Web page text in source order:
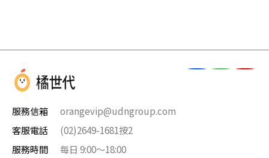
服務信箱
orangevip@udngroup.com
客服電話
(02)2649-1681按2
服務時間
每日 9:00～18:00